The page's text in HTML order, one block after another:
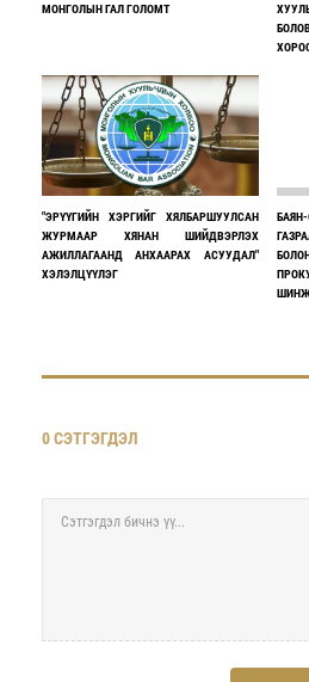
МОНГОЛЫН ГАЛ ГОЛОМТ
"ЭРҮҮГИЙН ХЭРГИЙГ ХЯЛБАРШУУЛСАН
ЖУРМААР ХЯНАН ШИЙДВЭРЛЭХ
АЖИЛЛАГААНД АНХААРАХ АСУУДАЛ"
ХЭЛЭЛЦҮҮЛЭГ
0 СЭТГЭГДЭЛ